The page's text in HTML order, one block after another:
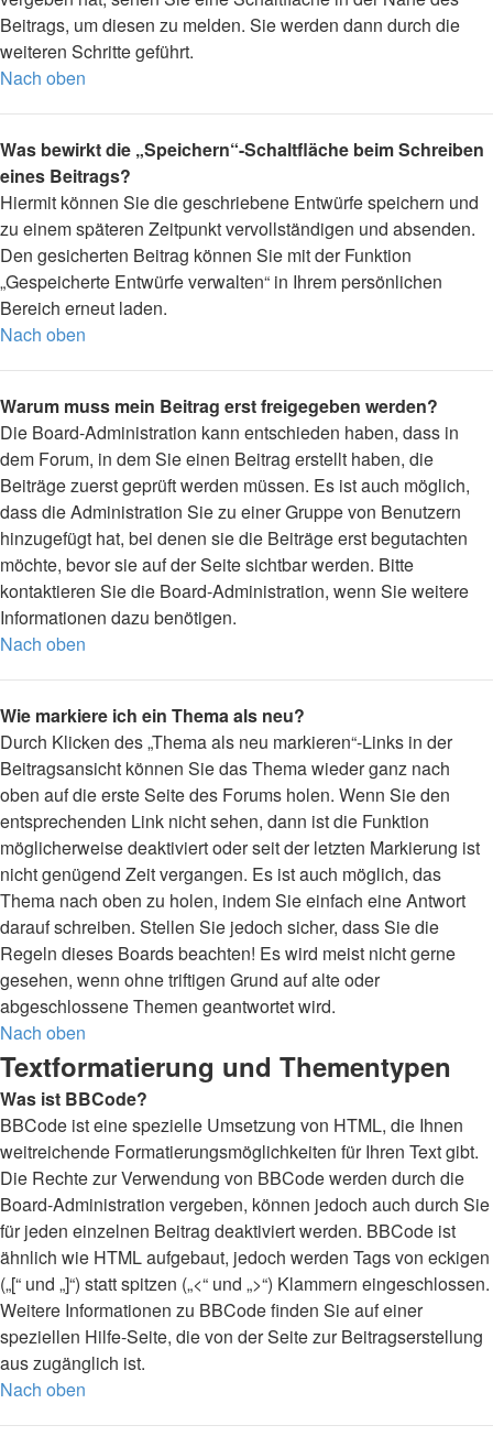
Beitrags, um diesen zu melden. Sie werden dann durch die
weiteren Schritte geführt.
Nach oben
Was bewirkt die „Speichern“-Schaltfläche beim Schreiben
eines Beitrags?
Hiermit können Sie die geschriebene Entwürfe speichern und
zu einem späteren Zeitpunkt vervollständigen und absenden.
Den gesicherten Beitrag können Sie mit der Funktion
„Gespeicherte Entwürfe verwalten“ in Ihrem persönlichen
Bereich erneut laden.
Nach oben
Warum muss mein Beitrag erst freigegeben werden?
Die Board-Administration kann entschieden haben, dass in
dem Forum, in dem Sie einen Beitrag erstellt haben, die
Beiträge zuerst geprüft werden müssen. Es ist auch möglich,
dass die Administration Sie zu einer Gruppe von Benutzern
hinzugefügt hat, bei denen sie die Beiträge erst begutachten
möchte, bevor sie auf der Seite sichtbar werden. Bitte
kontaktieren Sie die Board-Administration, wenn Sie weitere
Informationen dazu benötigen.
Nach oben
Wie markiere ich ein Thema als neu?
Durch Klicken des „Thema als neu markieren“-Links in der
Beitragsansicht können Sie das Thema wieder ganz nach
oben auf die erste Seite des Forums holen. Wenn Sie den
entsprechenden Link nicht sehen, dann ist die Funktion
möglicherweise deaktiviert oder seit der letzten Markierung ist
nicht genügend Zeit vergangen. Es ist auch möglich, das
Thema nach oben zu holen, indem Sie einfach eine Antwort
darauf schreiben. Stellen Sie jedoch sicher, dass Sie die
Regeln dieses Boards beachten! Es wird meist nicht gerne
gesehen, wenn ohne triftigen Grund auf alte oder
abgeschlossene Themen geantwortet wird.
Nach oben
Textformatierung und Thementypen
Was ist BBCode?
BBCode ist eine spezielle Umsetzung von HTML, die Ihnen
weitreichende Formatierungsmöglichkeiten für Ihren Text gibt.
Die Rechte zur Verwendung von BBCode werden durch die
Board-Administration vergeben, können jedoch auch durch Sie
für jeden einzelnen Beitrag deaktiviert werden. BBCode ist
ähnlich wie HTML aufgebaut, jedoch werden Tags von eckigen
(„[“ und „]“) statt spitzen („<“ und „>“) Klammern eingeschlossen.
Weitere Informationen zu BBCode finden Sie auf einer
speziellen Hilfe-Seite, die von der Seite zur Beitragserstellung
aus zugänglich ist.
Nach oben